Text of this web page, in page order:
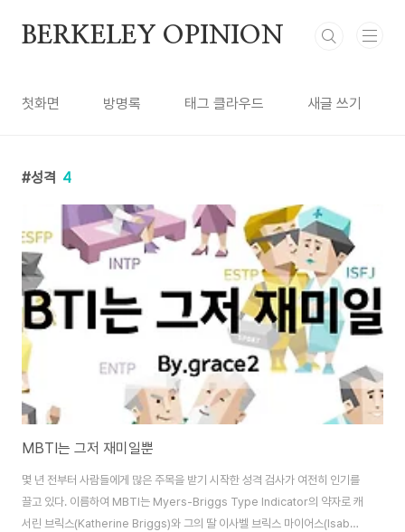
BERKELEY OPINION
첫화면 방명록 태그 클라우드 새글 쓰기
성격 4
MBTI는 그저 재미일뿐
몇 년 전부터 사람들에게 많은 주목을 받기 시작한 성격 검사가 여전히 인기를
끌고 있다. 이름하여 MBTI는 Myers-Briggs Type Indicator의 약자로 캐
서린 브릭스(Katherine Briggs)와 그의 딸 이사벨 브릭스 마이어스(Isabel